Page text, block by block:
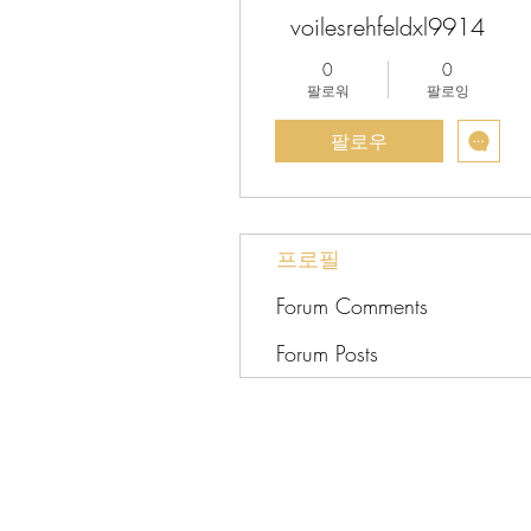
voilesrehfeldxl9914
0
팔로워
0
팔로잉
팔로우
프로필
Forum Comments
Forum Posts